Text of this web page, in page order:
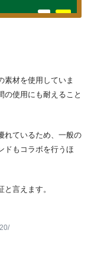
素材を使用していま
の使用にも耐えること
れているため、一般の
ドもコラボを行うほ
言えます。